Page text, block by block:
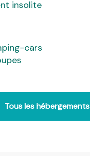
insolite
cars
Tous les hébergements